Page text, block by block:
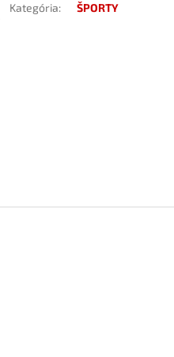
Kategória: ŠPORTY